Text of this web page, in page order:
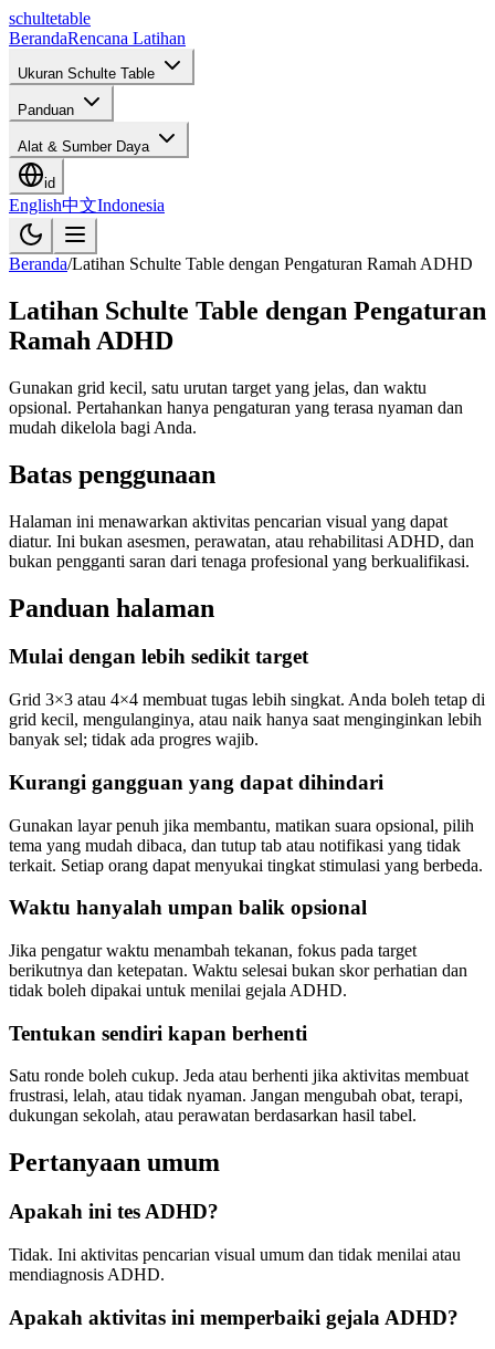
schultetable
BerandaRencana Latihan
Ukuran Schulte Table
Panduan
Alat & Sumber Daya
id
English中文Indonesia
Beranda/Latihan Schulte Table dengan Pengaturan Ramah ADHD
Latihan Schulte Table dengan Pengaturan
Ramah ADHD
Gunakan grid kecil, satu urutan target yang jelas, dan waktu
opsional. Pertahankan hanya pengaturan yang terasa nyaman dan
mudah dikelola bagi Anda.
Batas penggunaan
Halaman ini menawarkan aktivitas pencarian visual yang dapat
diatur. Ini bukan asesmen, perawatan, atau rehabilitasi ADHD, dan
bukan pengganti saran dari tenaga profesional yang berkualifikasi.
Panduan halaman
Mulai dengan lebih sedikit target
Grid 3×3 atau 4×4 membuat tugas lebih singkat. Anda boleh tetap di
grid kecil, mengulanginya, atau naik hanya saat menginginkan lebih
banyak sel; tidak ada progres wajib.
Kurangi gangguan yang dapat dihindari
Gunakan layar penuh jika membantu, matikan suara opsional, pilih
tema yang mudah dibaca, dan tutup tab atau notifikasi yang tidak
terkait. Setiap orang dapat menyukai tingkat stimulasi yang berbeda.
Waktu hanyalah umpan balik opsional
Jika pengatur waktu menambah tekanan, fokus pada target
berikutnya dan ketepatan. Waktu selesai bukan skor perhatian dan
tidak boleh dipakai untuk menilai gejala ADHD.
Tentukan sendiri kapan berhenti
Satu ronde boleh cukup. Jeda atau berhenti jika aktivitas membuat
frustrasi, lelah, atau tidak nyaman. Jangan mengubah obat, terapi,
dukungan sekolah, atau perawatan berdasarkan hasil tabel.
Pertanyaan umum
Apakah ini tes ADHD?
Tidak. Ini aktivitas pencarian visual umum dan tidak menilai atau
mendiagnosis ADHD.
Apakah aktivitas ini memperbaiki gejala ADHD?